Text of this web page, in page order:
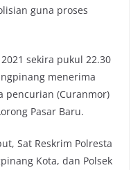
guna proses
sekira pukul 22.30
menerima
pencurian (Curanmor)
Pasar Baru.
Sat Reskrim Polresta
Kota, dan Polsek